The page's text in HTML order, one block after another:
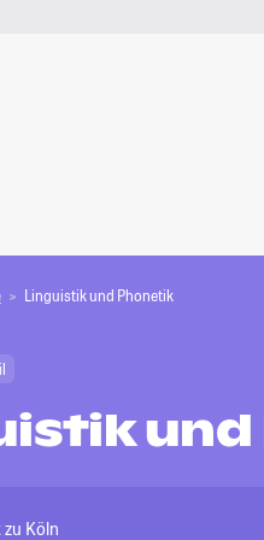
Linguistik und Phonetik
Köln